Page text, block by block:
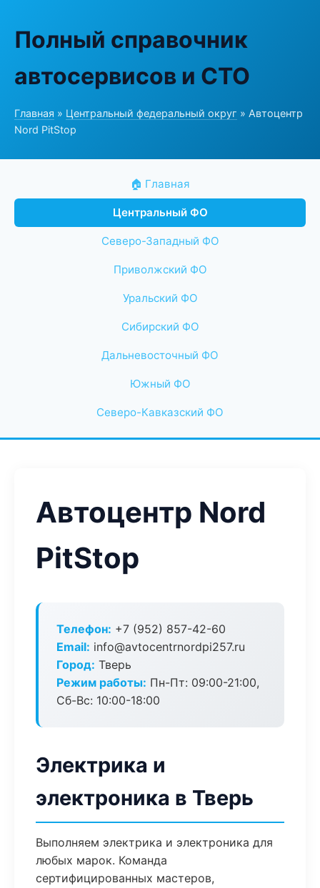
Полный справочник
автосервисов и СТО
Главная » Центральный федеральный округ » Автоцентр
Nord PitStop
🏠 Главная
Центральный ФО
Северо-Западный ФО
Приволжский ФО
Уральский ФО
Сибирский ФО
Дальневосточный ФО
Южный ФО
Северо-Кавказский ФО
Автоцентр Nord
PitStop
Телефон: +7 (952) 857-42-60
Email: info@avtocentrnordpi257.ru
Город: Тверь
Режим работы: Пн-Пт: 09:00-21:00,
Сб-Вс: 10:00-18:00
Электрика и
электроника в Тверь
Выполняем электрика и электроника для
любых марок. Команда
сертифицированных мастеров,